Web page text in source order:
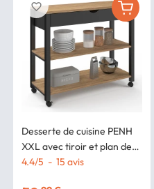
Desserte de cuisine PENH
XXL avec tiroir et plan de
travail noir plateaux façon
4.4/5 - 15 avis
favorite_border